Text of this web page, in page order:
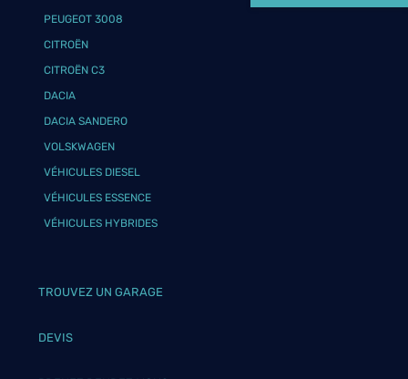
PEUGEOT 3008
CITROËN
CITROËN C3
DACIA
DACIA SANDERO
VOLSKWAGEN
VÉHICULES DIESEL
VÉHICULES ESSENCE
VÉHICULES HYBRIDES
TROUVEZ UN GARAGE
DEVIS